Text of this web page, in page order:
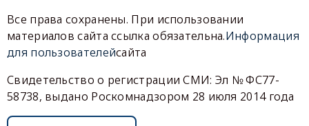
Все права сохранены. При использовании
материалов сайта ссылка обязательна.Информация
для пользователейсайта
Свидетельство о регистрации СМИ: Эл № ФС77-
58738, выдано Роскомнадзором 28 июля 2014 года